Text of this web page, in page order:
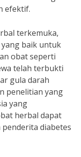
efektif.
terkemuka,
baik untuk
obat seperti
telah terbukti
gula darah
penelitian yang
yang
herbal dapat
diabetes